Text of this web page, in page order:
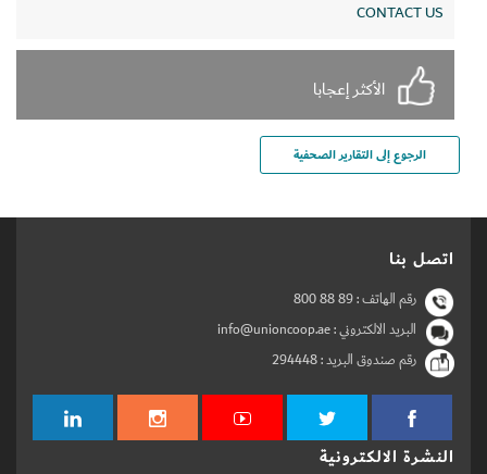
CONTACT US
الأكثر إعجابا
الرجوع إلى التقارير الصحفية
اتصل بنا
رقم الهاتف :800 88 89
البريد الالكتروني : info@unioncoop.ae
رقم صندوق البريد :294448
النشرة الالكترونية